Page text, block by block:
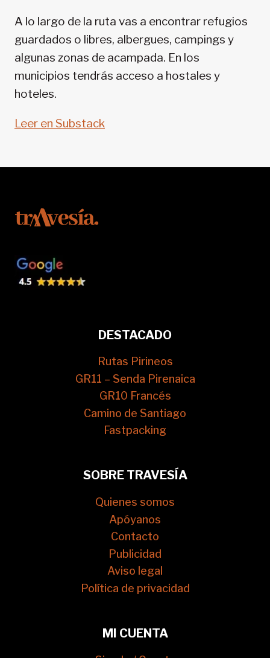
A lo largo de la ruta vas a encontrar refugios
guardados o libres, albergues, campings y
algunas zonas de acampada. En los
municipios tendrás acceso a hostales y
hoteles.
Leer en Substack
DESTACADO
Rutas Pirineos
GR11 – Senda Pirenaica
GR10 Francés
Camino de Santiago
Fastpacking
SOBRE TRAVESÍA
Quienes somos
Apóyanos
Contacto
Publicidad
Aviso legal
Política de privacidad
MI CUENTA